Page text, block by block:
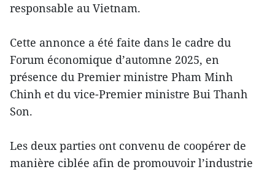
responsable au Vietnam.
Cette annonce a été faite dans le cadre du
Forum économique d’automne 2025, en
présence du Premier ministre Pham Minh
Chinh et du vice-Premier ministre Bui Thanh
Son.
Les deux parties ont convenu de coopérer de
manière ciblée afin de promouvoir l’industrie